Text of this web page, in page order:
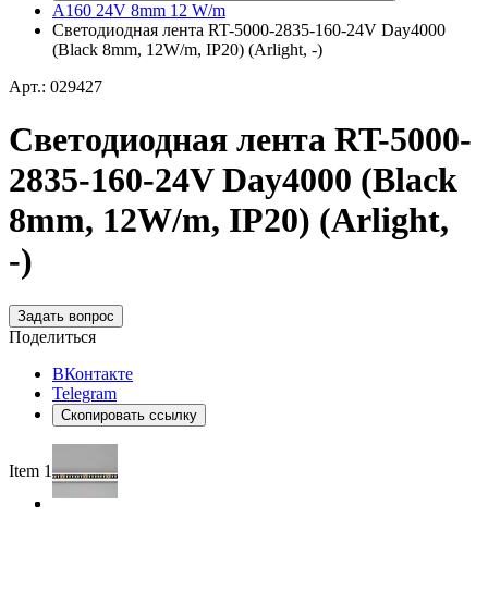
A160 24V 8mm 12 W/m
Светодиодная лента RT-5000-2835-160-24V Day4000
(Black 8mm, 12W/m, IP20) (Arlight, -)
Арт.: 029427
Светодиодная лента RT-5000-
2835-160-24V Day4000 (Black
8mm, 12W/m, IP20) (Arlight,
-)
Задать вопрос
Поделиться
ВКонтакте
Telegram
Скопировать ссылку
Item 1 of 3